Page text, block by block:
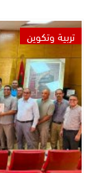
تربية وتكوين